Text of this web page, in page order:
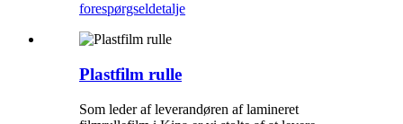
forespørgseldetalje
Plastfilm rulle
Som leder af leverandøren af ​​lamineret